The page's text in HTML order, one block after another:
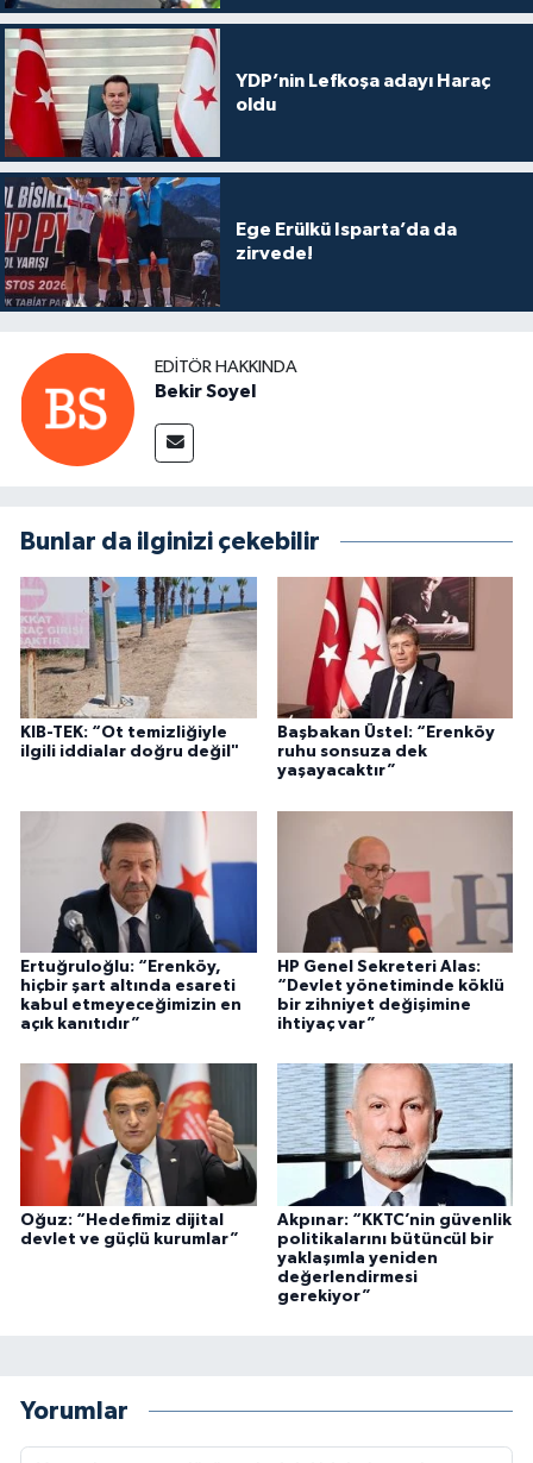
YDP’nin Lefkoşa adayı Haraç
oldu
Ege Erülkü Isparta’da da
zirvede!
EDITÖR HAKKINDA
Bekir Soyel
Bunlar da ilginizi çekebilir
KIB-TEK: “Ot temizliğiyle
ilgili iddialar doğru değil"
Başbakan Üstel: “Erenköy
ruhu sonsuza dek
yaşayacaktır”
Ertuğruloğlu: “Erenköy,
hiçbir şart altında esareti
kabul etmeyeceğimizin en
açık kanıtıdır”
HP Genel Sekreteri Alas:
“Devlet yönetiminde köklü
bir zihniyet değişimine
ihtiyaç var”
Oğuz: “Hedefimiz dijital
devlet ve güçlü kurumlar”
Akpınar: “KKTC’nin güvenlik
politikalarını bütüncül bir
yaklaşımla yeniden
değerlendirmesi
gerekiyor”
Yorumlar